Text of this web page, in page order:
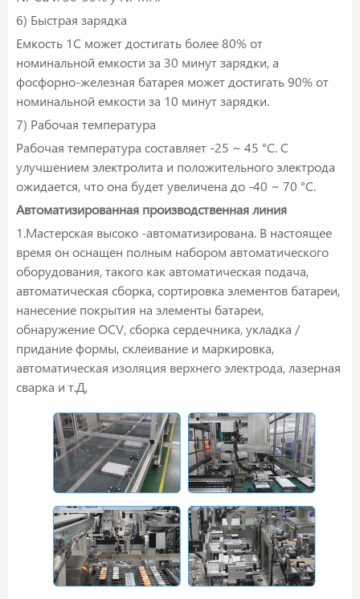
6) Быстрая зарядка
Емкость 1С может достигать более 80% от
номинальной емкости за 30 минут зарядки, а
фосфорно-железная батарея может достигать 90% от
номинальной емкости за 10 минут зарядки.
7) Рабочая температура
Рабочая температура составляет -25 ~ 45 °C. С
улучшением электролита и положительного электрода
ожидается, что она будет увеличена до -40 ~ 70 °C.
Автоматизированная производственная линия
1.Мастерская высоко -автоматизирована. В настоящее
время он оснащен полным набором автоматического
оборудования, такого как автоматическая подача,
автоматическая сборка, сортировка элементов батареи,
нанесение покрытия на элементы батареи,
обнаружение OCV, сборка сердечника, укладка /
придание формы, склеивание и маркировка,
автоматическая изоляция верхнего электрода, лазерная
сварка и т.Д,